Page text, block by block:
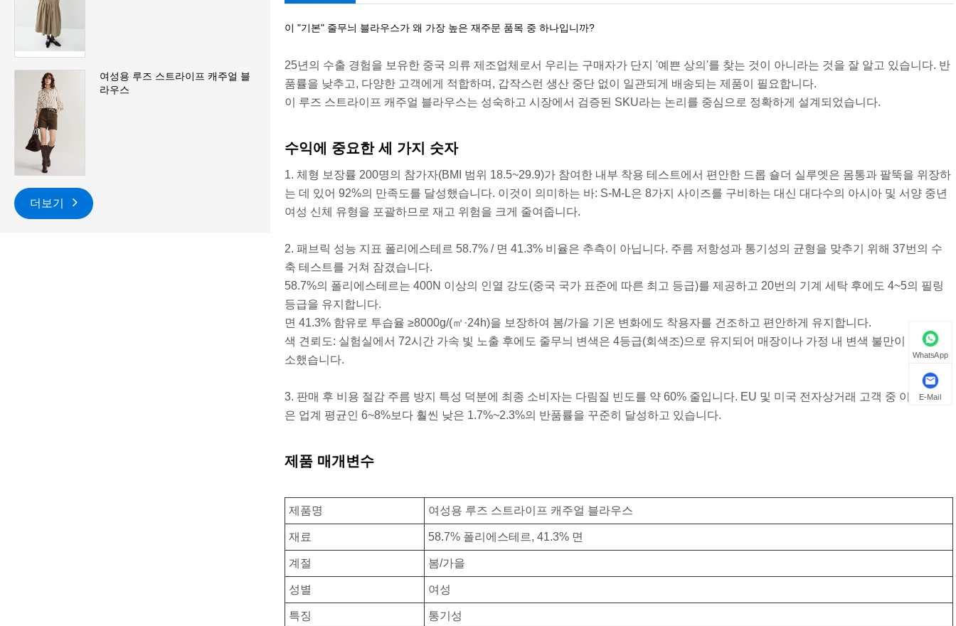
여성용 루즈 스트라이프 캐주얼 블
라우스
더보기
이 "기본" 줄무늬 블라우스가 왜 가장 높은 재주문 품목 중 하나입니까?
25년의 수출 경험을 보유한 중국 의류 제조업체로서 우리는 구매자가 단지 '예쁜 상의'를 찾는 것이 아니라는 것을 잘 알고 있습니다. 반
품률을 낮추고, 다양한 고객에게 적합하며, 갑작스런 생산 중단 없이 일관되게 배송되는 제품이 필요합니다.
이 루즈 스트라이프 캐주얼 블라우스는 성숙하고 시장에서 검증된 SKU라는 논리를 중심으로 정확하게 설계되었습니다.
수익에 중요한 세 가지 숫자
1. 체형 보장률 200명의 참가자(BMI 범위 18.5~29.9)가 참여한 내부 착용 테스트에서 편안한 드롭 숄더 실루엣은 몸통과 팔뚝을 위장하
는 데 있어 92%의 만족도를 달성했습니다. 이것이 의미하는 바: S-M-L은 8가지 사이즈를 구비하는 대신 대다수의 아시아 및 서양 중년
여성 신체 유형을 포괄하므로 재고 위험을 크게 줄여줍니다.
2. 패브릭 성능 지표 폴리에스테르 58.7% / 면 41.3% 비율은 추측이 아닙니다. 주름 저항성과 통기성의 균형을 맞추기 위해 37번의 수
축 테스트를 거쳐 잠겼습니다.
58.7%의 폴리에스테르는 400N 이상의 인열 강도(중국 국가 표준에 따른 최고 등급)를 제공하고 20번의 기계 세탁 후에도 4~5의 필링
등급을 유지합니다.
면 41.3% 함유로 투습율 ≥8000g/(㎡·24h)을 보장하여 봄/가을 기온 변화에도 착용자를 건조하고 편안하게 유지합니다.
색 견뢰도: 실험실에서 72시간 가속 빛 노출 후에도 줄무늬 변색은 4등급(회색조)으로 유지되어 매장이나 가정 내 변색 불만이 크게 감
소했습니다.
3. 판매 후 비용 절감 주름 방지 특성 덕분에 최종 소비자는 다림질 빈도를 약 60% 줄입니다. EU 및 미국 전자상거래 고객 중 이 스타일
은 업계 평균인 6~8%보다 훨씬 낮은 1.7%~2.3%의 반품률을 꾸준히 달성하고 있습니다.
제품 매개변수
제품명 여성용 루즈 스트라이프 캐주얼 블라우스
재료 58.7% 폴리에스테르, 41.3% 면
계절 봄/가을
성별 여성
특징 통기성
WhatsApp
E-Mail